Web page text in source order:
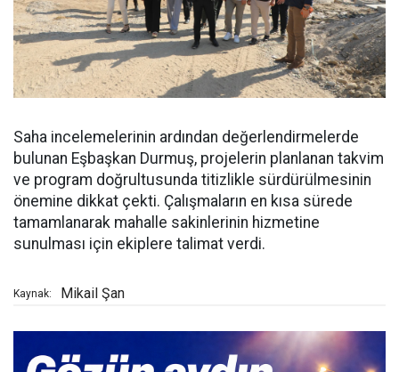
Saha incelemelerinin ardından değerlendirmelerde
bulunan Eşbaşkan Durmuş, projelerin planlanan takvim
ve program doğrultusunda titizlikle sürdürülmesinin
önemine dikkat çekti. Çalışmaların en kısa sürede
tamamlanarak mahalle sakinlerinin hizmetine
sunulması için ekiplere talimat verdi.
Kaynak: Mikail Şan